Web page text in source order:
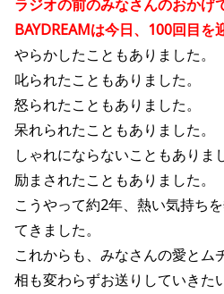
ラジオの前のみなさんのおかげで
BAYDREAMは今日、100回目を
やらかしたこともありました。
叱られたこともありました。
怒られたこともありました。
呆れられたこともありました。
しゃれにならないこともありま
励まされたこともありました。
こうやって約2年、熱い気持ち
てきました。
これからも、みなさんの愛とム
相も変わらずお送りしていきた